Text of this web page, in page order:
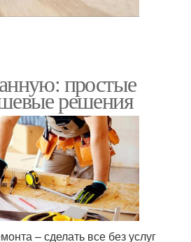
простые
решения
– сделать все без услуг